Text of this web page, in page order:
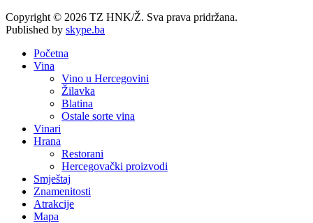
Copyright © 2026 TZ HNK/Ž. Sva prava pridržana.
Published by skype.ba
Početna
Vina
Vino u Hercegovini
Žilavka
Blatina
Ostale sorte vina
Vinari
Hrana
Restorani
Hercegovački proizvodi
Smještaj
Znamenitosti
Atrakcije
Mapa